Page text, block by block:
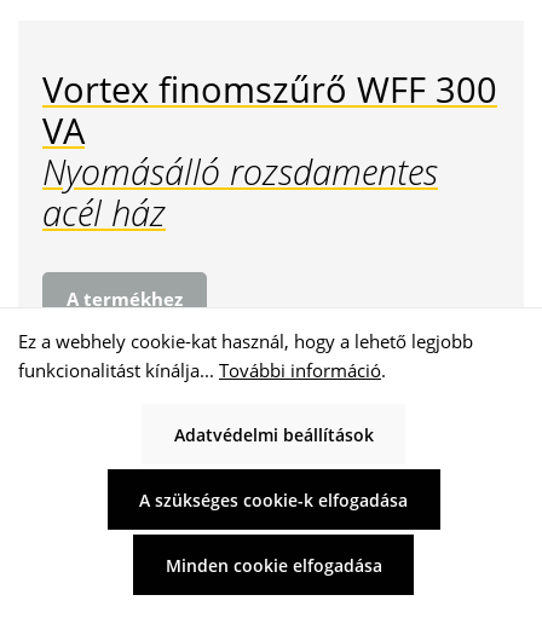
Vortex finomszűrő WFF 300
VA
Nyomásálló rozsdamentes
acél ház
A termékhez
3.000 m² tetőfelületről származó
Ez a webhely cookie-kat használ, hogy a lehető legjobb
funkcionalitást kínálja... További információ.
Adatvédelmi beállítások
A szükséges cookie-k elfogadása
Minden cookie elfogadása